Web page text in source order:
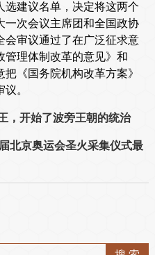
选建议名单，决定将这两个
一次会议主席团和全国政协
会审议通过了在广泛征求意
管理体制改革的意见》和
把《国务院机构改革方案》
。
，开始了波旁王朝的统治
北京奥运会圣火采集仪式最